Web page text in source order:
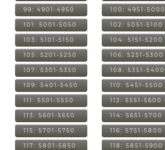
99: 4901-4950 100: 4951-5000
101: 5001-5050 102: 5051-5100
103: 5101-5150 104: 5151-5200
105: 5201-5250 106: 5251-5300
107: 5301-5350 108: 5351-5400
109: 5401-5450 110: 5451-5500
111: 5501-5550 112: 5551-5600
113: 5601-5650 114: 5651-5700
115: 5701-5750 116: 5751-5800
117: 5801-5850 118: 5851-5900